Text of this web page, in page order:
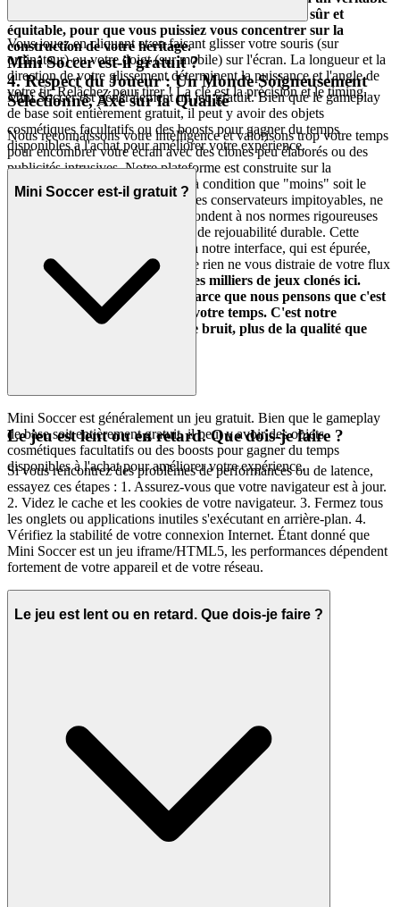
test d'habileté. Nous construisons le terrain de jeu sûr et
équitable, pour que vous puissiez vous concentrer sur la
construction de votre héritage.
4. Respect du Joueur : Un Monde Soigneusement
Sélectionné, Axé sur la Qualité
Nous reconnaissons votre intelligence et valorisons trop votre temps
pour encombrer votre écran avec des clones peu élaborés ou des
publicités intrusives. Notre plateforme est construite sur la
conviction que moins, c'est plus, à condition que "moins" soit le
meilleur. Nous agissons comme des conservateurs impitoyables, ne
sélectionnant que les jeux qui répondent à nos normes rigoureuses
en matière de plaisir, de qualité et de rejouabilité durable. Cette
focalisation sur la qualité s'étend à notre interface, qui est épurée,
rapide et discrète, garantissant que rien ne vous distraie de votre flux
Vous ne trouverez pas des milliers de jeux clonés ici.
Nous présentons Mini Soccer parce que nous pensons que c'est
un jeu exceptionnel qui mérite votre temps. C'est notre
promesse curatoriale : moins de bruit, plus de la qualité que
Vous jouez en cliquant et en faisant glisser votre souris (sur
ordinateur) ou votre doigt (sur mobile) sur l'écran. La longueur et la
direction de votre glissement déterminent la puissance et l'angle de
votre tir. Relâchez pour tirer ! La clé est la précision et le timing.
Mini Soccer est-il gratuit ?
Mini Soccer est généralement un jeu gratuit. Bien que le gameplay
de base soit entièrement gratuit, il peut y avoir des objets
cosmétiques facultatifs ou des boosts pour gagner du temps
disponibles à l'achat pour améliorer votre expérience.
Mini Soccer est-il gratuit ?
Mini Soccer est généralement un jeu gratuit. Bien que le gameplay
de base soit entièrement gratuit, il peut y avoir des objets
cosmétiques facultatifs ou des boosts pour gagner du temps
disponibles à l'achat pour améliorer votre expérience.
Le jeu est lent ou en retard. Que dois-je faire ?
Si vous rencontrez des problèmes de performances ou de latence,
essayez ces étapes : 1. Assurez-vous que votre navigateur est à jour.
2. Videz le cache et les cookies de votre navigateur. 3. Fermez tous
les onglets ou applications inutiles s'exécutant en arrière-plan. 4.
Vérifiez la stabilité de votre connexion Internet. Étant donné que
Mini Soccer est un jeu iframe/HTML5, les performances dépendent
fortement de votre appareil et de votre réseau.
Le jeu est lent ou en retard. Que dois-je faire ?